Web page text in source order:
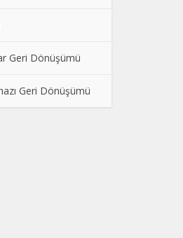
Geri Dönüşümü
Geri Dönüşümü